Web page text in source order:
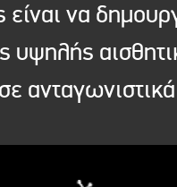
είναι να
υψηλής